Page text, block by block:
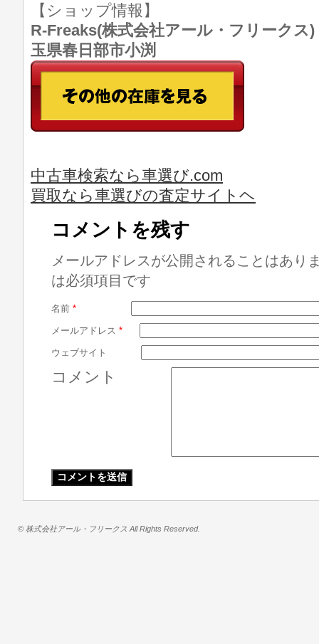
【ショップ情報】
R-Freaks(株式会社アール・フリーク
玉県春日部市小渕
中古車検索なら車選び.com
買取なら車選びの査定サイトヘ
コメントを残す
メールアドレスが公開されることはあり
は必須項目です
名前 *
メールアドレス *
ウェブサイト
コメント
© 株式会社アール・フリークス All Rights Reserved.